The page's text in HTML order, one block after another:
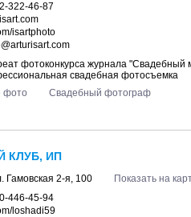
322-46-87
isartphoto
фотоконкурса журнала
свадебная фотосъемка
фото
Свадебный фотограф
КЛУБ, ИП
Гамовская 2-я, 100
Показать на
446-45-94
loshadi59